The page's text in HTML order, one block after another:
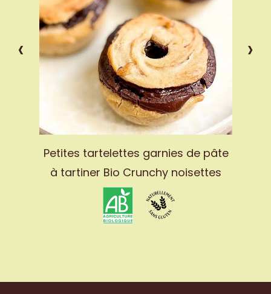
Petites tartelettes garnies de pâte
à tartiner Bio Crunchy noisettes
‹ ›